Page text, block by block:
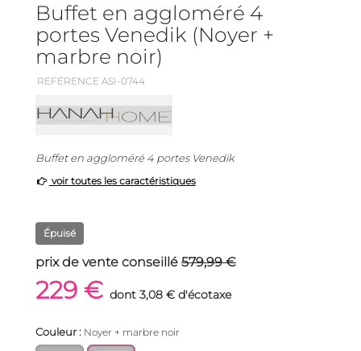
Buffet en aggloméré 4
portes Venedik (Noyer +
marbre noir)
REFERENCE ASI-0744
Buffet en aggloméré 4 portes Venedik
voir toutes les caractéristiques
Épuisé
prix de vente conseillé 579,99 €
229 € dont 3,08 € d'écotaxe
Couleur : Noyer + marbre noir